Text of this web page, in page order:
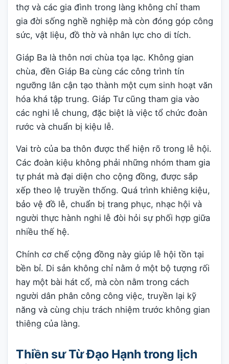
thợ và các gia đình trong làng không chỉ tham
gia đời sống nghề nghiệp mà còn đóng góp công
sức, vật liệu, đồ thờ và nhân lực cho di tích.
Giáp Ba là thôn nơi chùa tọa lạc. Không gian
chùa, đền Giáp Ba cùng các công trình tín
ngưỡng lân cận tạo thành một cụm sinh hoạt văn
hóa khá tập trung. Giáp Tư cũng tham gia vào
các nghi lễ chung, đặc biệt là việc tổ chức đoàn
rước và chuẩn bị kiệu lễ.
Vai trò của ba thôn được thể hiện rõ trong lễ hội.
Các đoàn kiệu không phải những nhóm tham gia
tự phát mà đại diện cho cộng đồng, được sắp
xếp theo lệ truyền thống. Quá trình khiêng kiệu,
bảo vệ đồ lễ, chuẩn bị trang phục, nhạc hội và
người thực hành nghi lễ đòi hỏi sự phối hợp giữa
nhiều thế hệ.
Chính cơ chế cộng đồng này giúp lễ hội tồn tại
bền bỉ. Di sản không chỉ nằm ở một bộ tượng rối
hay một bài hát cổ, mà còn nằm trong cách
người dân phân công công việc, truyền lại kỹ
năng và cùng chịu trách nhiệm trước không gian
thiêng của làng.
Thiền sư Từ Đạo Hạnh trong lịch